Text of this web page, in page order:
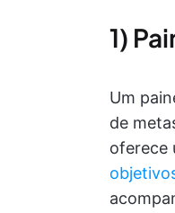
1)
Um
de
oferece